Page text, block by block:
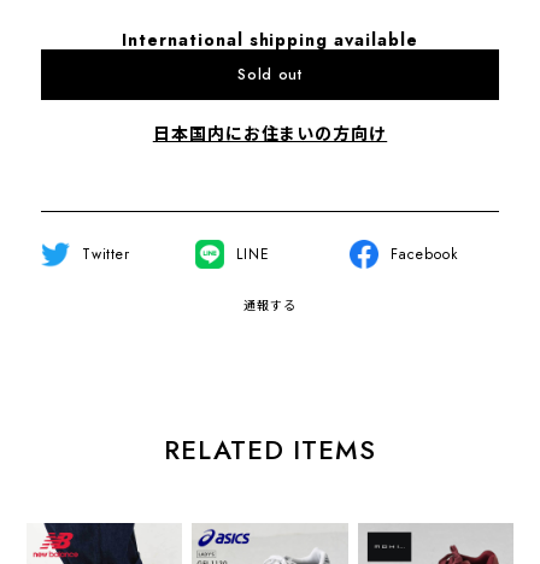
International shipping available
Sold out
日本国内にお住まいの方向け
Twitter LINE Facebook
通報する
RELATED ITEMS